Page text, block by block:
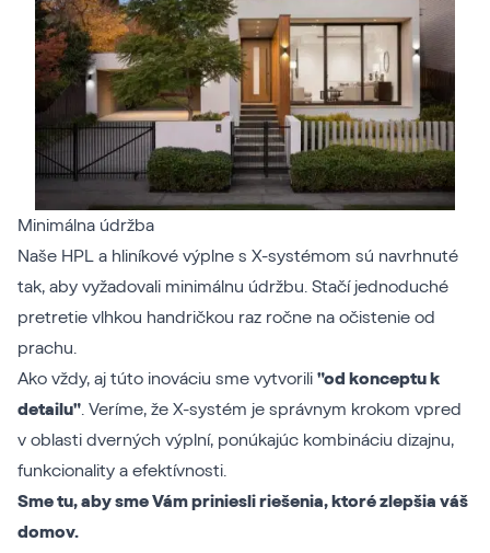
Minimálna údržba
Naše HPL a hliníkové výplne s X-systémom sú navrhnuté
tak, aby vyžadovali minimálnu údržbu. Stačí jednoduché
pretretie vlhkou handričkou raz ročne na očistenie od
prachu.
Ako vždy, aj túto inováciu sme vytvorili "od konceptu k
detailu" . Veríme, že X-systém je správnym krokom vpred
v oblasti dverných výplní, ponúkajúc kombináciu dizajnu,
funkcionality a efektívnosti.
Sme tu, aby sme Vám priniesli riešenia, ktoré zlepšia váš
domov.